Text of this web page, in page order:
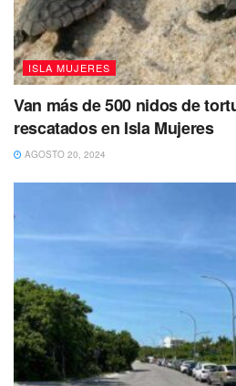
Tags: Blue Flag Playas
ISLA MUJERES
Van más de 500 nidos de
rescatados en Isla Mujeres
AGOSTO 20, 2024